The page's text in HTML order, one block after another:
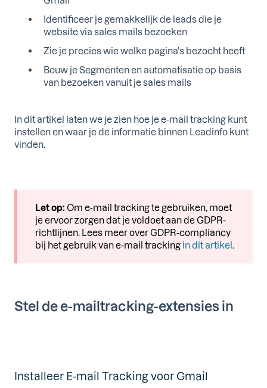
Identificeer je gemakkelijk de leads die je
website via sales mails bezoeken
Zie je precies wie welke pagina's bezocht heeft
Bouw je Segmenten en automatisatie op basis
van bezoeken vanuit je sales mails
In dit artikel laten we je zien hoe je e-mail tracking kunt
instellen en waar je de informatie binnen Leadinfo kunt
vinden.
Let op: Om e-mail tracking te gebruiken, moet
je ervoor zorgen dat je voldoet aan de GDPR-
richtlijnen. Lees meer over GDPR-compliancy
bij het gebruik van e-mail tracking in dit artikel.
Stel de e-mailtracking-extensies in
Installeer E-mail Tracking voor Gmail